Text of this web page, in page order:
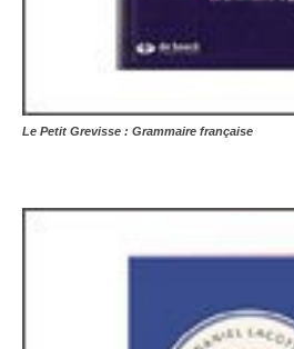
Le Petit Grevisse : Grammaire française